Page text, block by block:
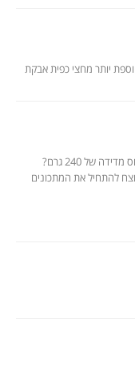
יותר מחצי כפית אבקת
של 240 גרם?
להתחיל את המתכונים